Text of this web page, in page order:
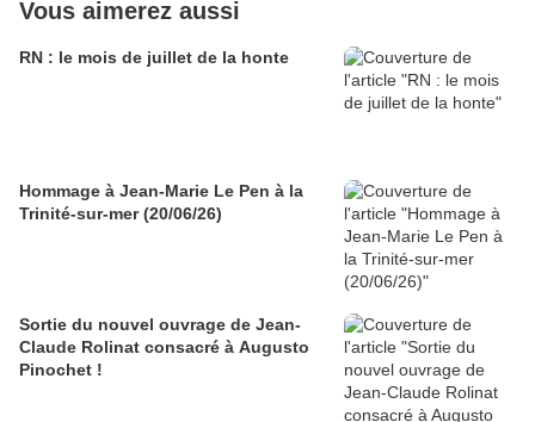
Vous aimerez aussi
RN : le mois de juillet de la honte
Hommage à Jean-Marie Le Pen à la
Trinité-sur-mer (20/06/26)
Sortie du nouvel ouvrage de Jean-
Claude Rolinat consacré à Augusto
Pinochet !